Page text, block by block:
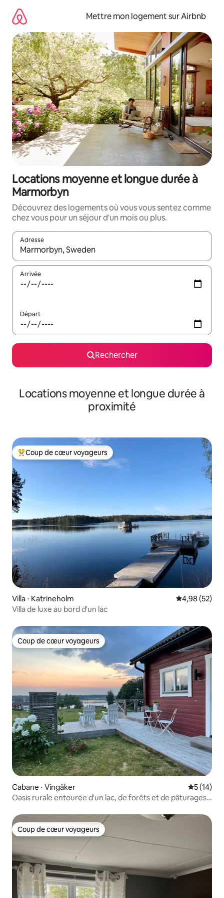
directement
contenu
Mettre mon logement sur Airbnb
Locations moyenne et longue durée à
Marmorbyn
Découvrez des logements où vous vous sentez comme
chez vous pour un séjour d'un mois ou plus.
Adresse
Lorsque les résultats s'affichent, utilisez les flèches vers le
Arrivée
Départ
Rechercher
Locations moyenne et longue durée à
proximité
Coups de cœur voyageurs les plus appréciés
Coup de cœur voyageurs
Villa ⋅ Katrineholm Évaluation
4,98 (52)
Villa de luxe au bord d'un lac
Coup de cœur voyageurs
Coup de cœur voyageurs
Cabane ⋅ Vingåker
5 (14)
Oasis rurale entourée d'un lac, de forêts et de pâturages
Coup de cœur voyageurs
Coup de cœur voyageurs